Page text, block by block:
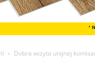
Dobra wizyta unijnej